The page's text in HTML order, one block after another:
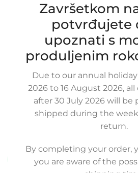
Završetkom
potvrđujete
upoznati s
produljenim
Due to our annual
2026 to 16 August 2026,
after 30 July 2026 will be
shipped during the
return.
By completing your order,
you are aware of the
Click to enlarge
Zamjensko crijevo
turbine za VW LT 28 /
2D0145832B
Dostupno uz narudžbu (isti ili